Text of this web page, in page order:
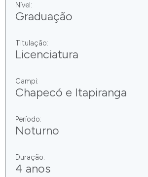
Nível:
Graduação
Titulação:
Licenciatura
Campi:
Chapecó e Itapiranga
Período:
Noturno
Duração:
4 anos